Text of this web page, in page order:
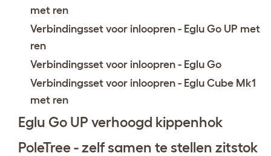
met ren
Verbindingsset voor inloopren - Eglu Go UP met
ren
Verbindingsset voor inloopren - Eglu Go
Verbindingsset voor inloopren - Eglu Cube Mk1
met ren
Eglu Go UP verhoogd kippenhok
PoleTree - zelf samen te stellen zitstok